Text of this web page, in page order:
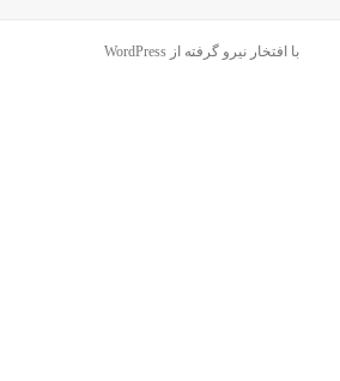
با افتخار نیرو گرفته از WordPress